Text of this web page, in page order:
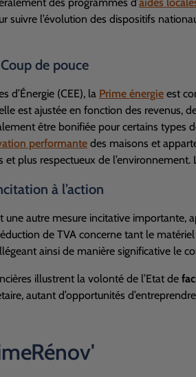
suivre l’évolution des dispositifs
de pouce
d’Énergie (CEE), la Prime énergieest
est ajustée en fonction des revenus,
être bonifiée pour certains types
performantedes maisons et
plus respectueux de l’environnement.
à l’action
une autre mesure incitative importante,
de TVAconcerne tant le
ainsi de manière significative le
illustrent la volonté de l’Etat de
autant d’opportunités